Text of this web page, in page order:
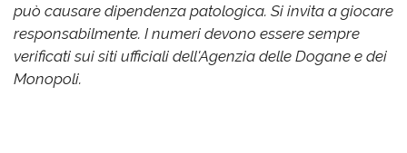
può causare dipendenza patologica. Si invita a giocare
responsabilmente. I numeri devono essere sempre
verificati sui siti ufficiali dell'Agenzia delle Dogane e dei
Monopoli.